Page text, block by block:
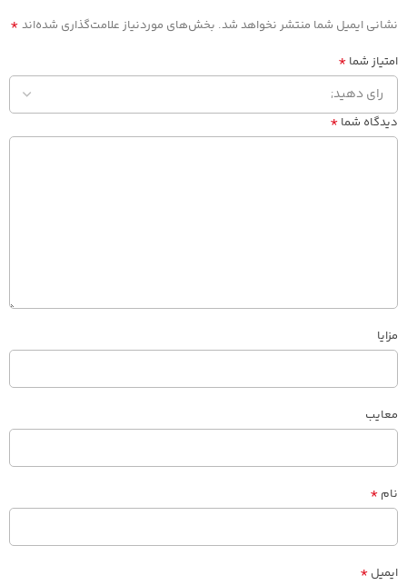
نشانی ایمیل شما منتشر نخواهد شد. بخش‌های موردنیاز علامت‌گذاری شده‌اند *
امتیاز شما *
دیدگاه شما *
مزایا
معایب
نام *
ایمیل *